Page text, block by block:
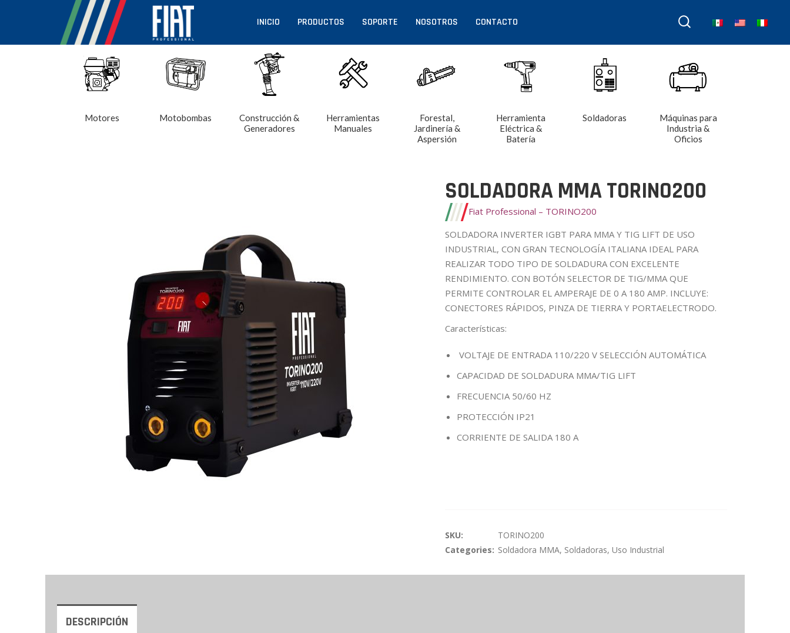
INICIO PRODUCTOS SOPORTE NOSOTROS CONTACTO
Motores Motobombas
Construcción &
Generadores
Herramientas
Manuales
Forestal,
Jardinería &
Aspersión
Herramienta
Eléctrica &
Batería
Soldadoras
Máquinas para
Industria &
Oficios
SOLDADORA MMA TORINO200
Fiat Professional – TORINO200
SOLDADORA INVERTER IGBT PARA MMA Y TIG LIFT DE USO
INDUSTRIAL, CON GRAN TECNOLOGÍA ITALIANA IDEAL PARA
REALIZAR TODO TIPO DE SOLDADURA CON EXCELENTE
RENDIMIENTO. CON BOTÓN SELECTOR DE TIG/MMA QUE
PERMITE CONTROLAR EL AMPERAJE DE 0 A 180 AMP. INCLUYE:
CONECTORES RÁPIDOS, PINZA DE TIERRA Y PORTAELECTRODO.
Características:
VOLTAJE DE ENTRADA 110/220 V SELECCIÓN AUTOMÁTICA
CAPACIDAD DE SOLDADURA MMA/TIG LIFT
FRECUENCIA 50/60 HZ
PROTECCIÓN IP21
CORRIENTE DE SALIDA 180 A
SKU:
TORINO200
Categories: Soldadora MMA, Soldadoras, Uso Industrial
DESCRIPCIÓN